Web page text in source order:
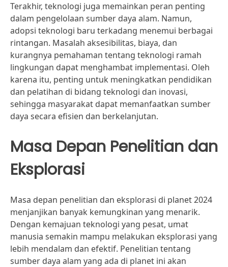
Terakhir, teknologi juga memainkan peran penting
dalam pengelolaan sumber daya alam. Namun,
adopsi teknologi baru terkadang menemui berbagai
rintangan. Masalah aksesibilitas, biaya, dan
kurangnya pemahaman tentang teknologi ramah
lingkungan dapat menghambat implementasi. Oleh
karena itu, penting untuk meningkatkan pendidikan
dan pelatihan di bidang teknologi dan inovasi,
sehingga masyarakat dapat memanfaatkan sumber
daya secara efisien dan berkelanjutan.
Masa Depan Penelitian dan
Eksplorasi
Masa depan penelitian dan eksplorasi di planet 2024
menjanjikan banyak kemungkinan yang menarik.
Dengan kemajuan teknologi yang pesat, umat
manusia semakin mampu melakukan eksplorasi yang
lebih mendalam dan efektif. Penelitian tentang
sumber daya alam yang ada di planet ini akan